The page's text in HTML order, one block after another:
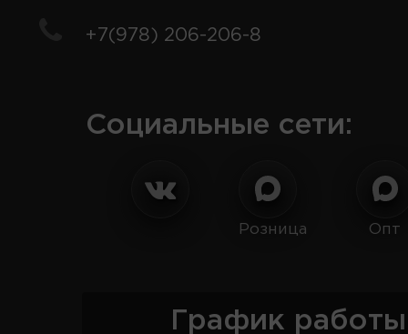
+7(978) 206-206-8
Социальные сети:
Розница Опт
График